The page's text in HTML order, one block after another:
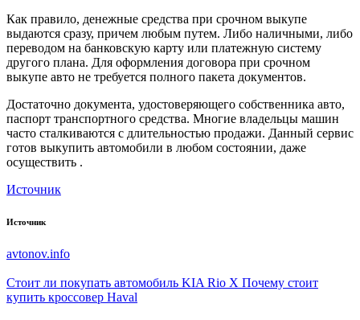
Как правило, денежные средства при срочном выкупе
выдаются сразу, причем любым путем. Либо наличными, либо
переводом на банковскую карту или платежную систему
другого плана. Для оформления договора при срочном
выкупе авто не требуется полного пакета документов.
Достаточно документа, удостоверяющего собственника авто,
паспорт транспортного средства. Многие владельцы машин
часто сталкиваются с длительностью продажи. Данный сервис
готов выкупить автомобили в любом состоянии, даже
осуществить .
Источник
Источник
avtonov.info
Стоит ли покупать автомобиль KIA Rio X Почему стоит
купить кроссовер Haval